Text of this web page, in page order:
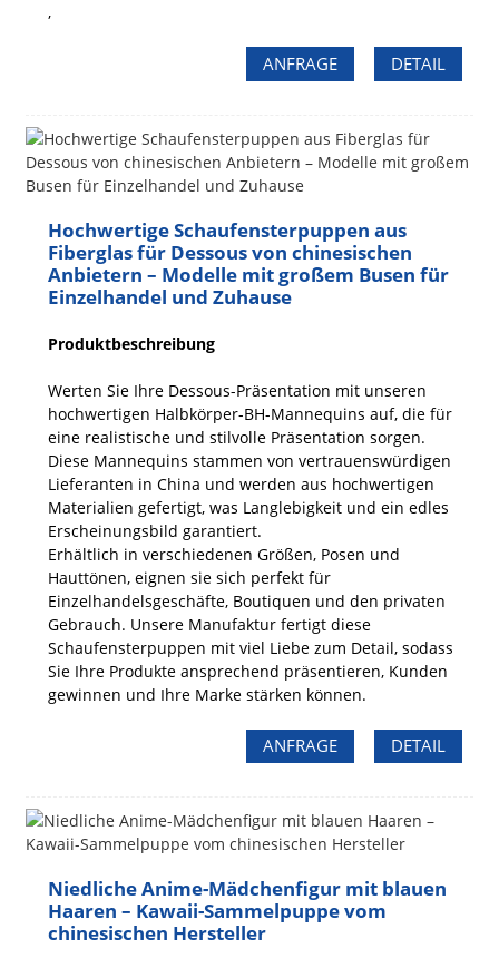
,
ANFRAGE DETAIL
Hochwertige Schaufensterpuppen aus
Fiberglas für Dessous von chinesischen
Anbietern – Modelle mit großem Busen für
Einzelhandel und Zuhause
Produktbeschreibung
Werten Sie Ihre Dessous-Präsentation mit unseren
hochwertigen Halbkörper-BH-Mannequins auf, die für
eine realistische und stilvolle Präsentation sorgen.
Diese Mannequins stammen von vertrauenswürdigen
Lieferanten in China und werden aus hochwertigen
Materialien gefertigt, was Langlebigkeit und ein edles
Erscheinungsbild garantiert.
Erhältlich in verschiedenen Größen, Posen und
Hauttönen, eignen sie sich perfekt für
Einzelhandelsgeschäfte, Boutiquen und den privaten
Gebrauch. Unsere Manufaktur fertigt diese
Schaufensterpuppen mit viel Liebe zum Detail, sodass
Sie Ihre Produkte ansprechend präsentieren, Kunden
gewinnen und Ihre Marke stärken können.
ANFRAGE DETAIL
Niedliche Anime-Mädchenfigur mit blauen
Haaren – Kawaii-Sammelpuppe vom
chinesischen Hersteller